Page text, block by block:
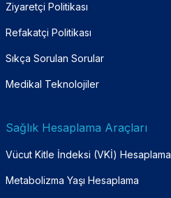
Ziyaretçi Politikası
Refakatçi Politikası
Sıkça Sorulan Sorular
Medikal Teknolojiler
Sağlık Hesaplama Araçları
Vücut Kitle İndeksi (VKİ) Hesaplama
Metabolizma Yaşı Hesaplama